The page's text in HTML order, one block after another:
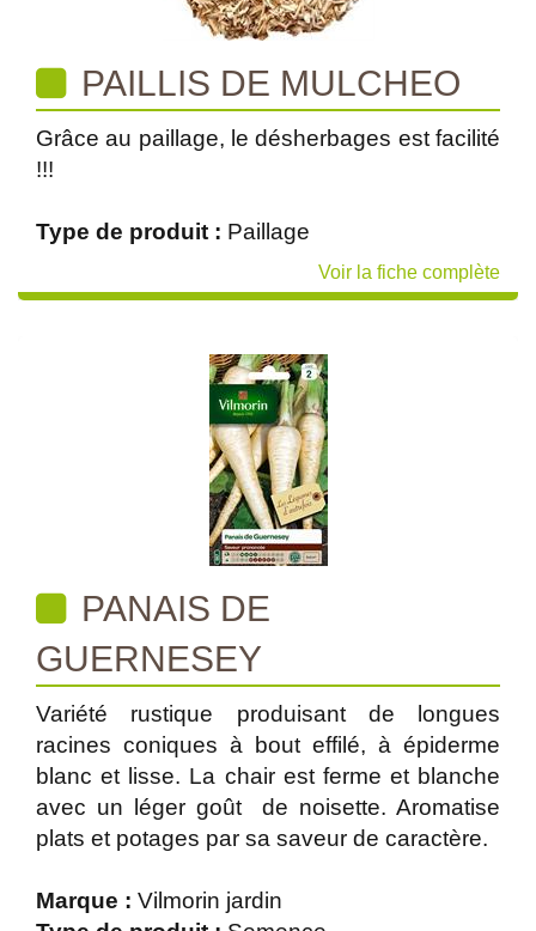
PAILLIS DE MULCHEO
Grâce au paillage, le désherbages est facilité
!!!
Type de produit : Paillage
Voir la fiche complète
PANAIS DE
GUERNESEY
Variété rustique produisant de longues
racines coniques à bout effilé, à épiderme
blanc et lisse. La chair est ferme et blanche
avec un léger goût de noisette. Aromatise
plats et potages par sa saveur de caractère.
Marque : Vilmorin jardin